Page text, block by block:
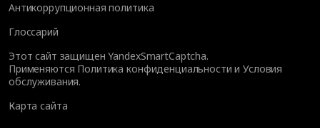
Антикоррупционная политика
Глоссарий
Этот сайт защищен YandexSmartCaptcha.
Применяются Политика конфиденциальности иУсловия
обслуживания.
Карта сайта